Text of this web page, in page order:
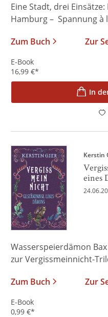
Eine Stadt, drei
Hamburg – Spannung à
Zum Buch
Zur
E-Book
16,99 €*
In
Kerstin
eines
Wasserspeierdämon
zur Vergissmeinnicht-
Zum Buch
Zur
E-Book
0,99 €*